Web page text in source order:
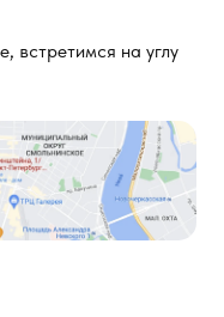
встретимся на углу